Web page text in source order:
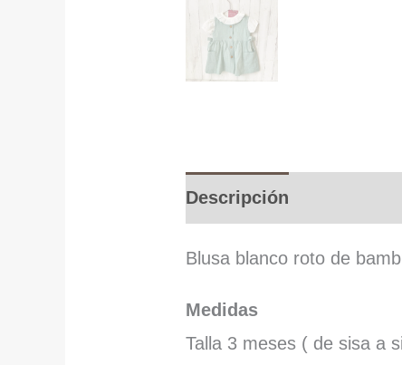
Descripción
Blusa blanco roto de
Medidas
Talla 3 meses ( de sisa a